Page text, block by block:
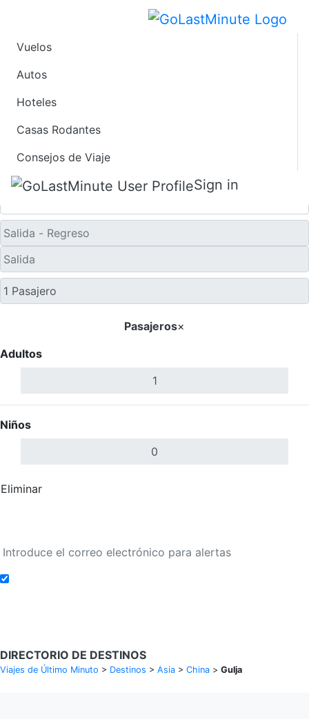
Vuelos
Autos
Hoteles
Casas Rodantes
Consejos de Viaje
Sign in
Ofertas de Viaje de
Último Minuto a Gulja
Pasajeros×
Adultos
Niños
Eliminar
DIRECTORIO DE DESTINOS
Viajes de Último Minuto > Destinos > Asia > China > Gulja